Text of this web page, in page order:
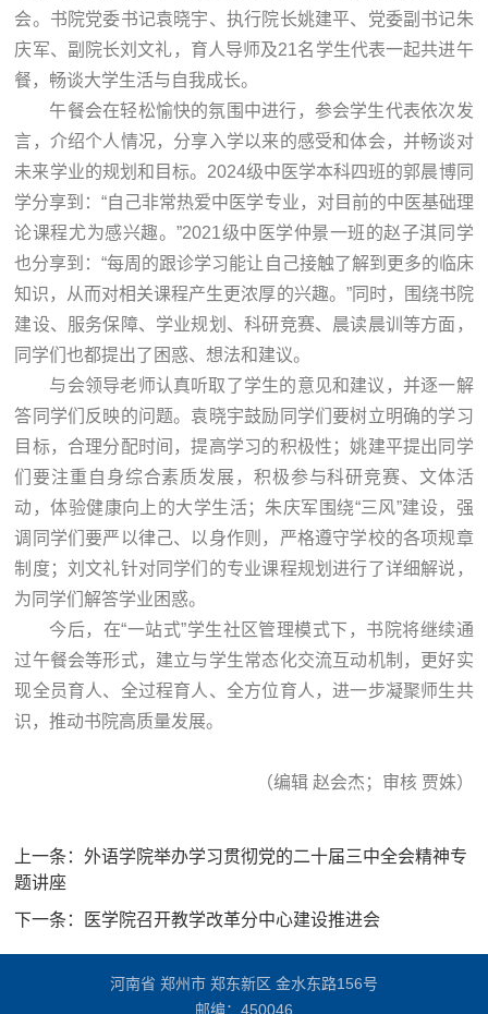
会。书院党委书记袁晓宇、执行院长姚建平、党委副书记朱
庆军、副院长刘文礼，育人导师及21名学生代表一起共进午
餐，畅谈大学生活与自我成长。
午餐会在轻松愉快的氛围中进行，参会学生代表依次发
言，介绍个人情况，分享入学以来的感受和体会，并畅谈对
未来学业的规划和目标。2024级中医学本科四班的郭晨博同
学分享到：“自己非常热爱中医学专业，对目前的中医基础理
论课程尤为感兴趣。”2021级中医学仲景一班的赵子淇同学
也分享到：“每周的跟诊学习能让自己接触了解到更多的临床
知识，从而对相关课程产生更浓厚的兴趣。”同时，围绕书院
建设、服务保障、学业规划、科研竞赛、晨读晨训等方面，
同学们也都提出了困惑、想法和建议。
与会领导老师认真听取了学生的意见和建议，并逐一解
答同学们反映的问题。袁晓宇鼓励同学们要树立明确的学习
目标，合理分配时间，提高学习的积极性；姚建平提出同学
们要注重自身综合素质发展，积极参与科研竞赛、文体活
动，体验健康向上的大学生活；朱庆军围绕“三风”建设，强
调同学们要严以律己、以身作则，严格遵守学校的各项规章
制度；刘文礼针对同学们的专业课程规划进行了详细解说，
为同学们解答学业困惑。
今后，在“一站式”学生社区管理模式下，书院将继续通
过午餐会等形式，建立与学生常态化交流互动机制，更好实
现全员育人、全过程育人、全方位育人，进一步凝聚师生共
识，推动书院高质量发展。
（编辑 赵会杰；审核 贾姝）
上一条：外语学院举办学习贯彻党的二十届三中全会精神专
题讲座
下一条：
医学院召开教学改革分中心建设推进会
河南省 郑州市 郑东新区 金水东路156号
邮编：450046